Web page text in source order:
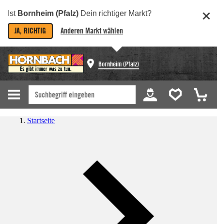
Ist Bornheim (Pfalz) Dein richtiger Markt?
JA, RICHTIG Anderen Markt wählen
Bornheim (Pfalz)
Startseite